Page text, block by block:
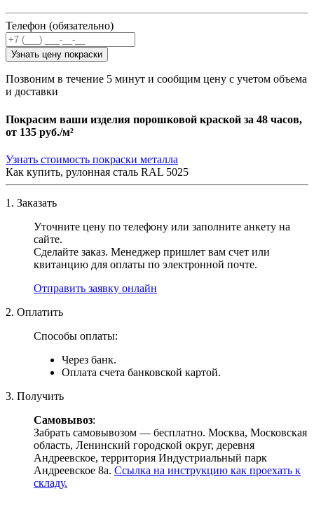
Телефон (обязательно)
Узнать цену покраски
Позвоним в течение 5 минут и сообщим цену с учетом объема
и доставки
Покрасим ваши изделия порошковой краской за 48 часов,
от 135 руб./м²
Узнать стоимость покраски металла
Как купить, рулонная сталь RAL 5025
1. Заказать
Уточните цену по телефону или заполните анкету на
сайте.
Сделайте заказ. Менеджер пришлет вам счет или
квитанцию для оплаты по электронной почте.
Отправить заявку онлайн
2. Оплатить
Способы оплаты:
Через банк.
Оплата счета банковской картой.
3. Получить
Самовывоз:
Забрать самовывозом — бесплатно. Москва, Московская
область, Ленинский городской округ, деревня
Андреевское, территория Индустриальный парк
Андреевское 8а. Ссылка на инструкцию как проехать к
складу.